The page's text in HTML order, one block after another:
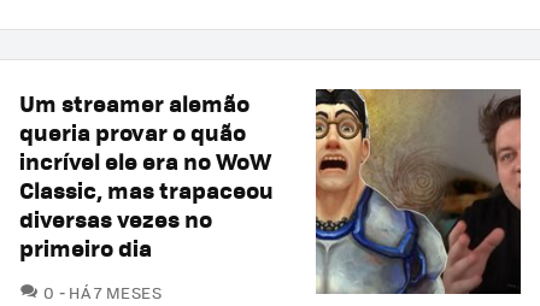
Um streamer alemão
queria provar o quão
incrível ele era no WoW
Classic, mas trapaceou
diversas vezes no
primeiro dia
0 COMENTÁRIOS
HÁ 7 MESES